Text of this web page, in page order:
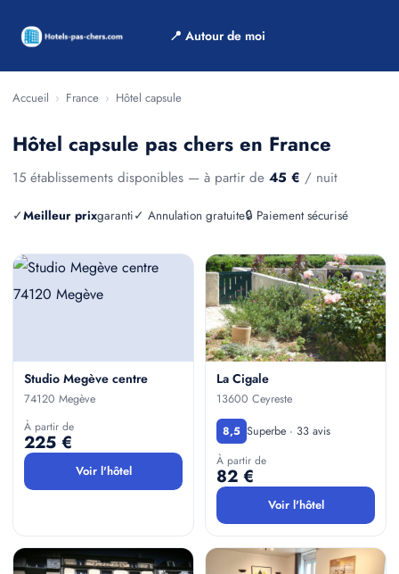
📍 Autour de moi
Accueil › France › Hôtel capsule
Hôtel capsule pas chers en France
15 établissements disponibles — à partir de 45 € / nuit
✓Meilleur prixgaranti✓ Annulation gratuite🔒 Paiement sécurisé
Studio Megève centre
74120 Megève
À partir de
225 €
Voir l'hôtel
La Cigale
13600 Ceyreste
8,5 Superbe · 33 avis
À partir de
82 €
Voir l'hôtel